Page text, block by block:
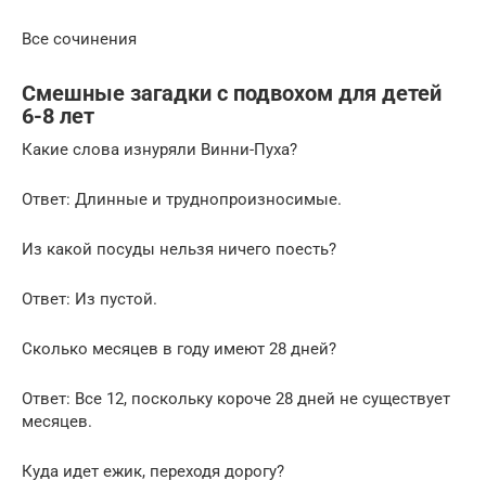
Все сочинения
Смешные загадки с подвохом для детей
6-8 лет
Какие слова изнуряли Винни-Пуха?
Ответ: Длинные и труднопроизносимые.
Из какой посуды нельзя ничего поесть?
Ответ: Из пустой.
Сколько месяцев в году имеют 28 дней?
Ответ: Все 12, поскольку короче 28 дней не существует
месяцев.
Куда идет ежик, переходя дорогу?